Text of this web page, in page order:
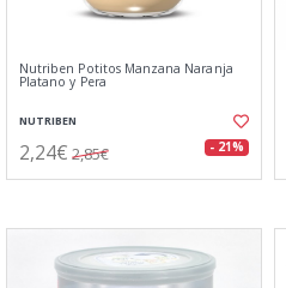
Nutriben Potitos Manzana Naranja
Platano y Pera
NUTRIBEN
2,24€ 2,85€ - 21%